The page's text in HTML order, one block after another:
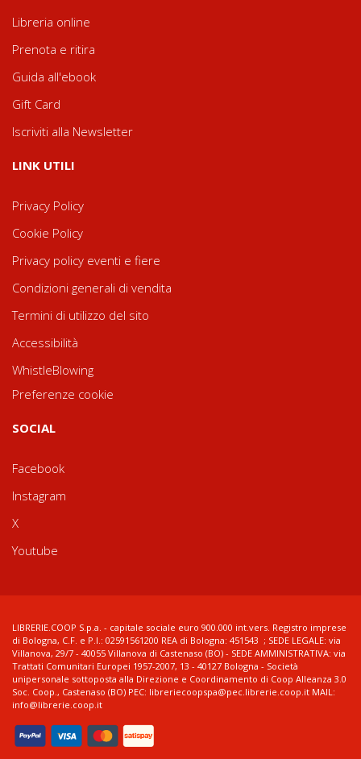
Libreria online
Prenota e ritira
Guida all'ebook
Gift Card
Iscriviti alla Newsletter
LINK UTILI
Privacy Policy
Cookie Policy
Privacy policy eventi e fiere
Condizioni generali di vendita
Termini di utilizzo del sito
Accessibilità
WhistleBlowing
Preferenze cookie
SOCIAL
Facebook
Instagram
X
Youtube
LIBRERIE.COOP S.p.a. - capitale sociale euro 900.000 int.vers. Registro imprese
di Bologna, C.F. e P.I.: 02591561200 REA di Bologna: 451543 ; SEDE LEGALE: via
Villanova, 29/7 - 40055 Villanova di Castenaso (BO) - SEDE AMMINISTRATIVA: via
Trattati Comunitari Europei 1957-2007, 13 - 40127 Bologna - Società
unipersonale sottoposta alla Direzione e Coordinamento di Coop Alleanza 3.0
Soc. Coop., Castenaso (BO) PEC: libreriecoopspa@pec.librerie.coop.it MAIL:
info@librerie.coop.it